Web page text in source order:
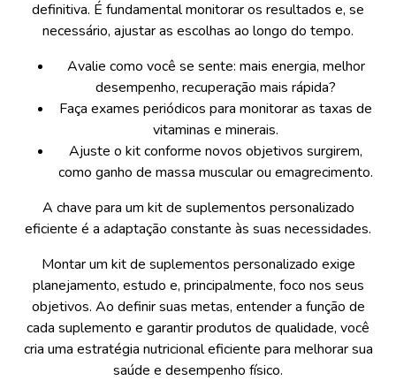
definitiva. É fundamental monitorar os resultados e, se
necessário, ajustar as escolhas ao longo do tempo.
Avalie como você se sente: mais energia, melhor
desempenho, recuperação mais rápida?
Faça exames periódicos para monitorar as taxas de
vitaminas e minerais.
Ajuste o kit conforme novos objetivos surgirem,
como ganho de massa muscular ou emagrecimento.
A chave para um kit de suplementos personalizado
eficiente é a adaptação constante às suas necessidades.
Montar um kit de suplementos personalizado exige
planejamento, estudo e, principalmente, foco nos seus
objetivos. Ao definir suas metas, entender a função de
cada suplemento e garantir produtos de qualidade, você
cria uma estratégia nutricional eficiente para melhorar sua
saúde e desempenho físico.